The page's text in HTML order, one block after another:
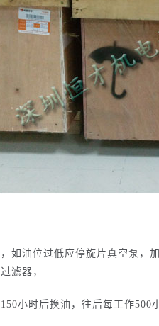
如油位过低应停旋片真空泵，
滤器，
小时后换油，往后每工作